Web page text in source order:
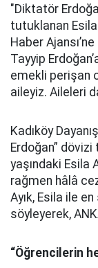
"Diktatör
tutuklanan Esila
Haber
Tayyip
emekli perişan
aileyiz. Aileleri
Kadıköy
Erdoğan”
yaşındaki Esila
rağmen hâlâ
Ayık, Esila ile
söyleyerek,
“Öğrencilerin